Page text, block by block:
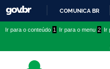
COMUNICA BR
conteúdo
menu
superior
menu
Ir para o conteúdo 1 Ir para o menu 2 Ir